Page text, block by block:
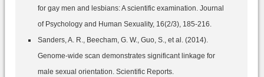
for gay men and lesbians: A scientific examination. Journal
of Psychology and Human Sexuality, 16(2/3), 185-216.
Sanders, A. R., Beecham, G. W., Guo, S., et al. (2014).
Genome-wide scan demonstrates significant linkage for
male sexual orientation. Scientific Reports.